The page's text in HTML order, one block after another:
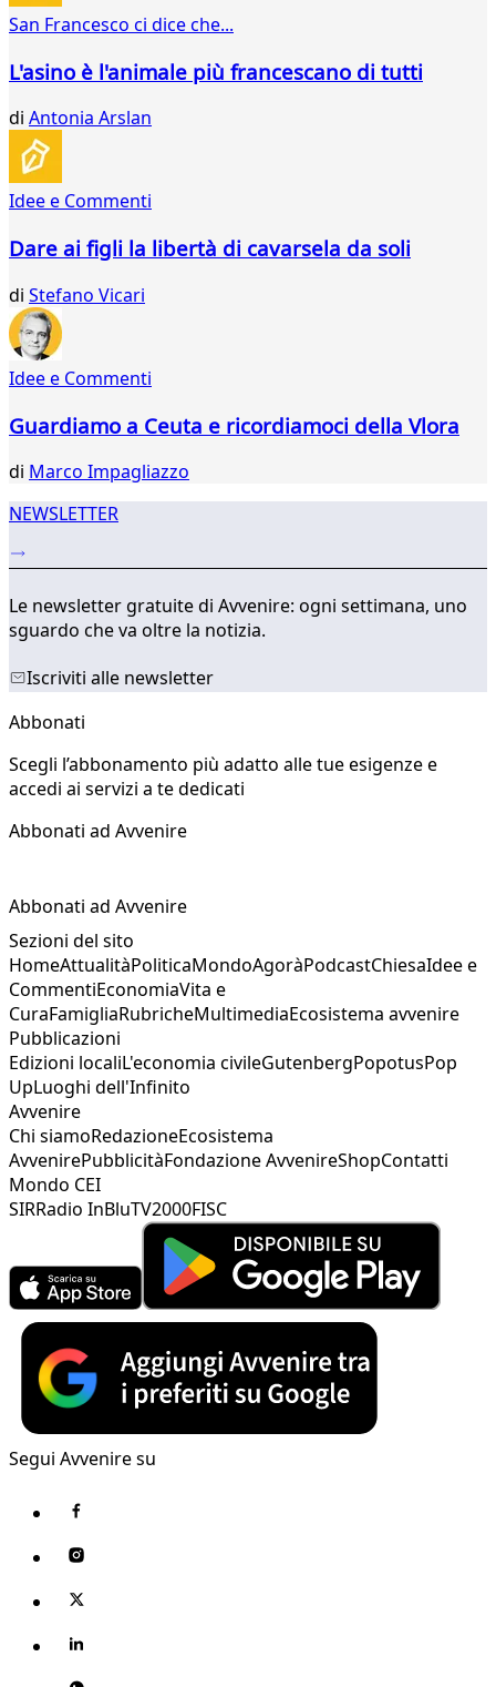
San Francesco ci dice che...
L'asino è l'animale più francescano di tutti
di Antonia Arslan
Idee e Commenti
Dare ai figli la libertà di cavarsela da soli
di Stefano Vicari
Idee e Commenti
Guardiamo a Ceuta e ricordiamoci della Vlora
di Marco Impagliazzo
NEWSLETTER
Le newsletter gratuite di Avvenire: ogni settimana, uno
sguardo che va oltre la notizia.
Iscriviti alle newsletter
Abbonati
Scegli l’abbonamento più adatto alle tue esigenze e
accedi ai servizi a te dedicati
Abbonati ad Avvenire
Abbonati ad Avvenire
Sezioni del sito
HomeAttualitàPoliticaMondoAgoràPodcastChiesaIdee e
CommentiEconomiaVita e
CuraFamigliaRubricheMultimediaEcosistema avvenire
Pubblicazioni
Edizioni localiL'economia civileGutenbergPopotusPop
UpLuoghi dell'Infinito
Avvenire
Chi siamoRedazioneEcosistema
AvvenirePubblicitàFondazione AvvenireShopContatti
Mondo CEI
SIRRadio InBluTV2000FISC
Segui Avvenire su